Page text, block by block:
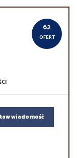
62
OFERT
wiadomość